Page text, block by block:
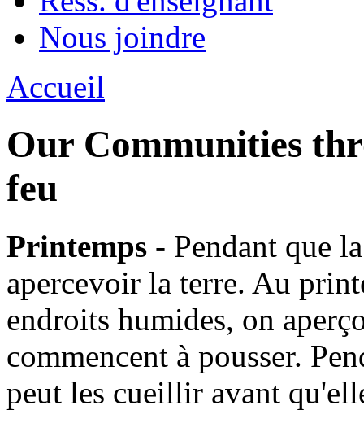
Nous joindre
Accueil
Our Communities
feu
Printemps - Pendant que
apercevoir la terre. Au
endroits humides, on
commencent à pousser.
peut les cueillir avant